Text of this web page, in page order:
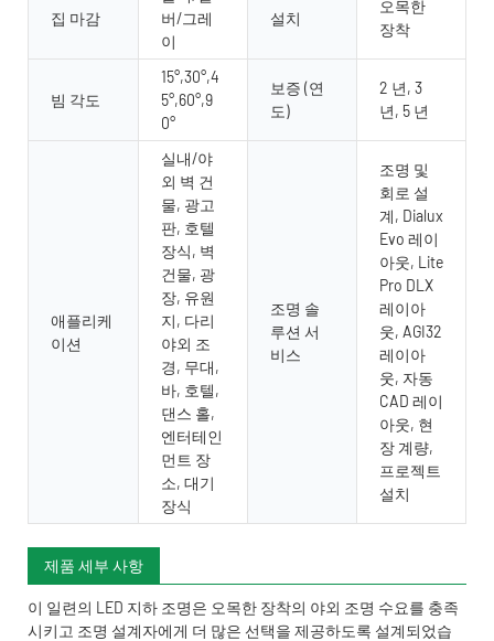
집 마감
버/그레
이
설치
오목한
장착
빔 각도
15°,30°,4
5°,60°,9
0°
보증 (연
도)
2 년, 3
년, 5 년
애플리케
이션
실내/야
외 벽 건
물, 광고
판, 호텔
장식, 벽
건물, 광
장, 유원
지, 다리
야외 조
경, 무대,
바, 호텔,
댄스 홀,
엔터테인
먼트 장
소, 대기
장식
조명 솔
루션 서
비스
조명 및
회로 설
계, Dialux
Evo 레이
아웃, Lite
Pro DLX
레이아
웃, AGI32
레이아
웃, 자동
CAD 레이
아웃, 현
장 계량,
프로젝트
설치
제품 세부 사항
이 일련의 LED 지하 조명은 오목한 장착의 야외 조명 수요를 충족
시키고 조명 설계자에게 더 많은 선택을 제공하도록 설계되었습